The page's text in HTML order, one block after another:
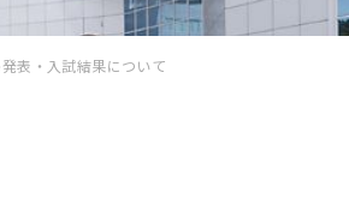
表・入試結果について